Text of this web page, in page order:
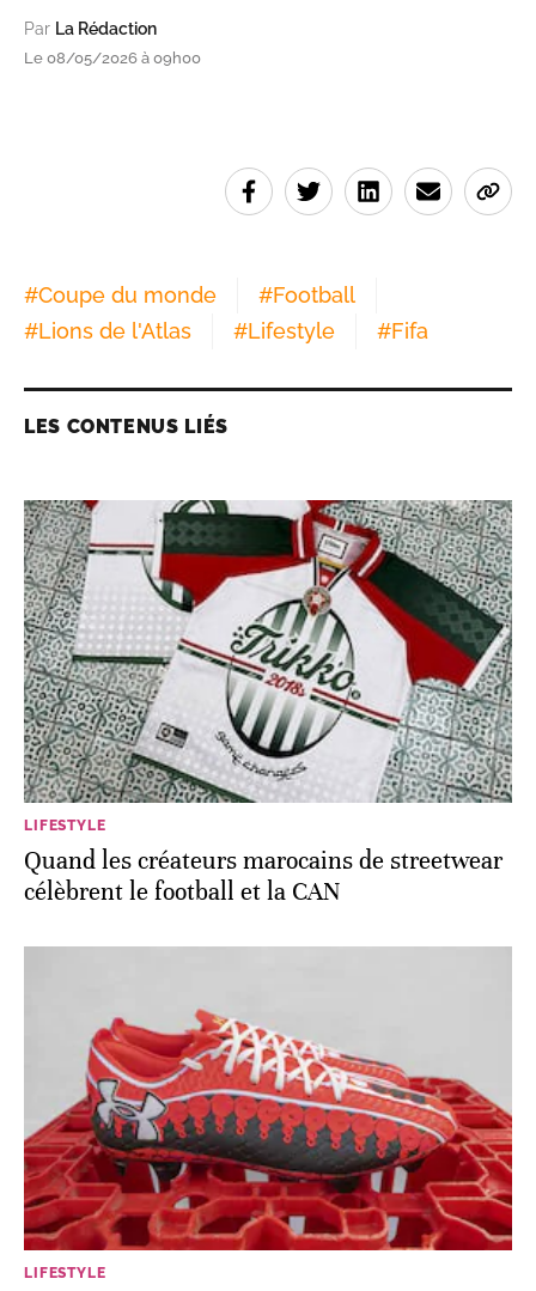
Par La Rédaction
Le 08/05/2026 à 09h00
#Coupe du monde #Football
#Lions de l'Atlas #Lifestyle #Fifa
LES CONTENUS LIÉS
LIFESTYLE
Quand les créateurs marocains de streetwear
célèbrent le football et la CAN
LIFESTYLE